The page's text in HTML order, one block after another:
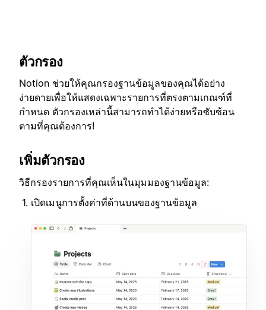
ตัวกรอง
Notion ช่วยให้คุณกรองฐานข้อมูลของคุณได้อย่าง
ง่ายดายเพื่อให้แสดงเฉพาะรายการที่ตรงตามเกณฑ์ที่
กำหนด ตัวกรองเหล่านี้สามารถทำได้ง่ายหรือซับซ้อน
ตามที่คุณต้องการ!
เพิ่มตัวกรอง
วิธีกรองรายการที่คุณเห็นในมุมมองฐานข้อมูล:
เปิดเมนูการตั้งค่าที่ด้านบนของฐานข้อมูล